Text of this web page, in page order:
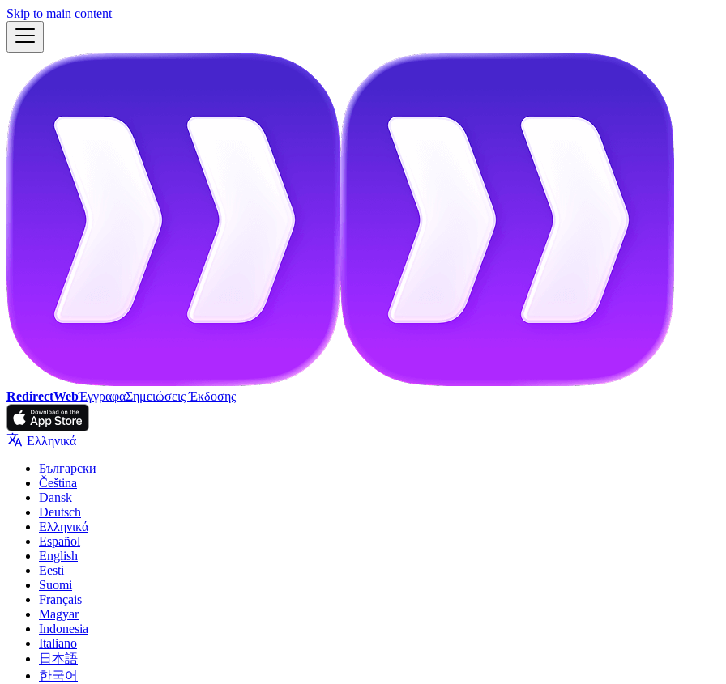
Skip to main content
RedirectWebΈγγραφαΣημειώσεις Έκδοσης
Ελληνικά
Български
Čeština
Dansk
Deutsch
Ελληνικά
Español
English
Eesti
Suomi
Français
Magyar
Indonesia
Italiano
日本語
한국어